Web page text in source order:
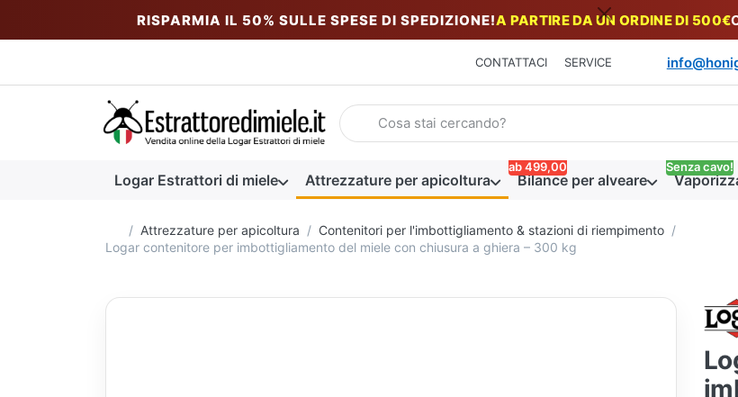
RISPARMIA IL 50% SULLE SPESE DI SPEDIZIONE!A PARTIRE DA UN ORDINE DI 500€
CONTATTACI SERVICE
Inserire un termine di ricerca. I primi risultati appaiono
Logar Estrattori di miele Attrezzature per apicoltura Bilance per alveare
ab 499,00 Senza cavo!
Homepage
Attrezzature per apicoltura
Contenitori per l'imbottigliamento & stazioni di riempimento
Logar contenitore per imbottigliamento del miele con chiusura a ghiera – 300 kg